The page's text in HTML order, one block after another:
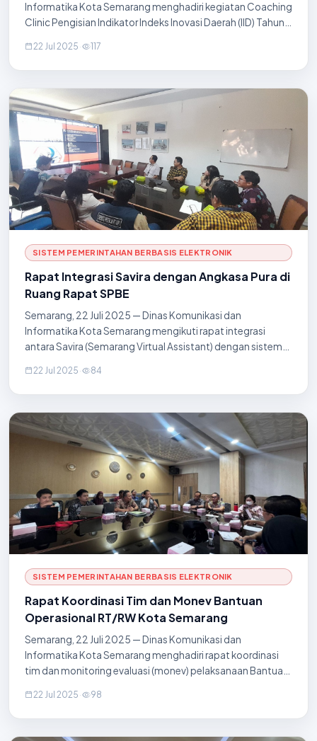
Informatika Kota Semarang menghadiri kegiatan Coaching
Clinic Pengisian Indikator Indeks Inovasi Daerah (IID) Tahun
Semarang. Kegiatan ini bertujuan untuk m
22 Jul 2025 · 117
SISTEM PEMERINTAHAN BERBASIS ELEKTRONIK
Rapat Integrasi Savira dengan Angkasa Pura di
Ruang Rapat SPBE
Semarang, 22 Juli 2025 — Dinas Komunikasi dan
Informatika Kota Semarang mengikuti rapat integrasi
antara Savira (Semarang Virtual Assistant) dengan sistem
22 Jul 2025 · 84
SISTEM PEMERINTAHAN BERBASIS ELEKTRONIK
Rapat Koordinasi Tim dan Monev Bantuan
Operasional RT/RW Kota Semarang
Semarang, 22 Juli 2025 — Dinas Komunikasi dan
Informatika Kota Semarang menghadiri rapat koordinasi
tim dan monitoring evaluasi (monev) pelaksanaan Bantuan
22 Jul 2025 · 98